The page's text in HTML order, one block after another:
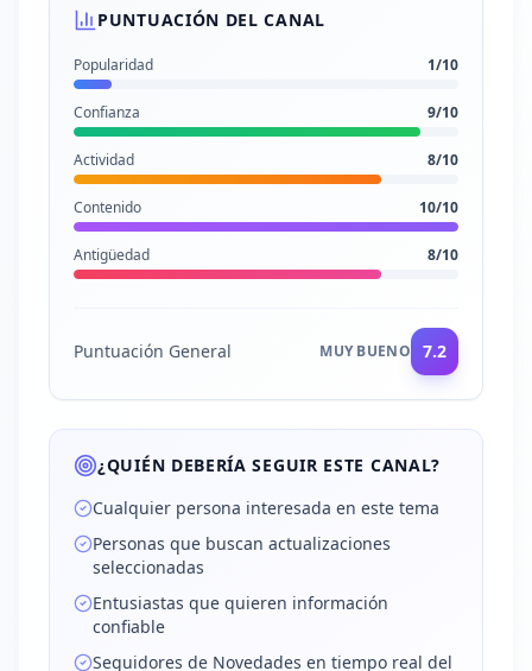
PUNTUACIÓN DEL CANAL
Popularidad 1/10
Confianza 9/10
Actividad 8/10
Contenido 10/10
Antigüedad 8/10
Puntuación General MUY BUENO 7.2
¿QUIÉN DEBERÍA SEGUIR ESTE CANAL?
Cualquier persona interesada en este tema
Personas que buscan actualizaciones
seleccionadas
Entusiastas que quieren información
confiable
Seguidores de Novedades en tiempo real del